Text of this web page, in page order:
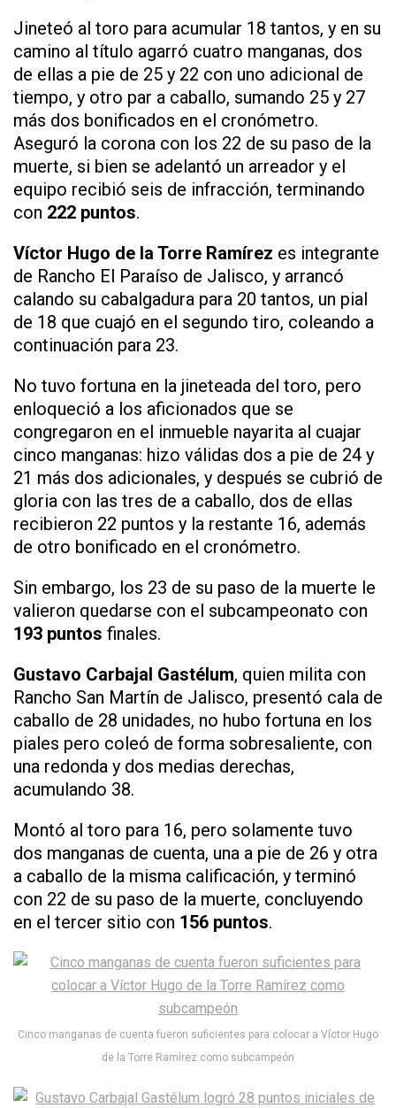
Jineteó al toro para acumular 18 tantos, y en su
camino al título agarró cuatro manganas, dos
de ellas a pie de 25 y 22 con uno adicional de
tiempo, y otro par a caballo, sumando 25 y 27
más dos bonificados en el cronómetro.
Aseguró la corona con los 22 de su paso de la
muerte, si bien se adelantó un arreador y el
equipo recibió seis de infracción, terminando
con 222 puntos.
Víctor Hugo de la Torre Ramírez es integrante
de Rancho El Paraíso de Jalisco, y arrancó
calando su cabalgadura para 20 tantos, un pial
de 18 que cuajó en el segundo tiro, coleando a
continuación para 23.
No tuvo fortuna en la jineteada del toro, pero
enloqueció a los aficionados que se
congregaron en el inmueble nayarita al cuajar
cinco manganas: hizo válidas dos a pie de 24 y
21 más dos adicionales, y después se cubrió de
gloria con las tres de a caballo, dos de ellas
recibieron 22 puntos y la restante 16, además
de otro bonificado en el cronómetro.
Sin embargo, los 23 de su paso de la muerte le
valieron quedarse con el subcampeonato con
193 puntos finales.
Gustavo Carbajal Gastélum, quien milita con
Rancho San Martín de Jalisco, presentó cala de
caballo de 28 unidades, no hubo fortuna en los
piales pero coleó de forma sobresaliente, con
una redonda y dos medias derechas,
acumulando 38.
Montó al toro para 16, pero solamente tuvo
dos manganas de cuenta, una a pie de 26 y otra
a caballo de la misma calificación, y terminó
con 22 de su paso de la muerte, concluyendo
en el tercer sitio con 156 puntos.
Cinco manganas de cuenta fueron suficientes para colocar a Víctor Hugo
de la Torre Ramírez como subcampeón